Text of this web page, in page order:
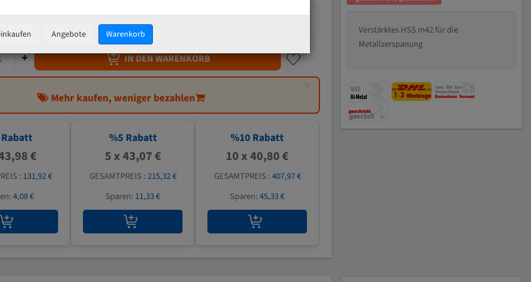
45,33 €
zzgl.Versandkosten
IN DEN WARENKORB
×
Mehr kaufen, weniger bezahlen
€
: 131,92 €
4,08 €
%5Rabatt
5 x 43,07 €
GESAMTPREIS :215,32 €
Sparen: 11,33 €
%10 Rabatt
10 x 40,80 €
GESAMTPREIS :407,97 €
Sparen:45,33 €
Verstärktes HSS m42 für die
Metallzerspanung
Angebote Warenkorb